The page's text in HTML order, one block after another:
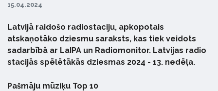
15.04.2024
Latvijā raidošo radiostaciju, apkopotais
atskaņotāko dziesmu saraksts, kas tiek veidots
sadarbībā ar LaIPA un Radiomonitor. Latvijas radio
stacijās spēlētākās dziesmas 2024 - 13. nedēļa.
Pašmāju mūziķu Top 10